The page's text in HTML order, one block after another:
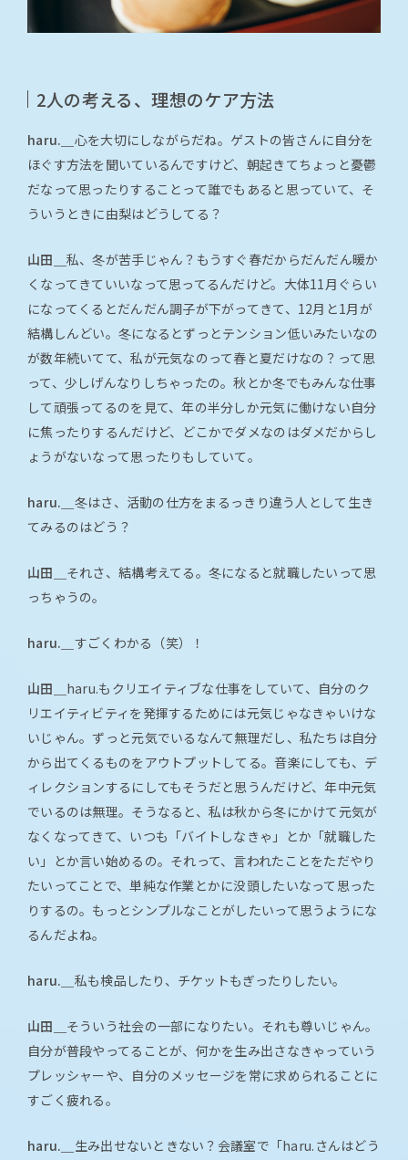
2人の考える、理想のケア方法
haru.＿ 心を大切にしながらだね。ゲストの皆さんに自分を
ほぐす方法を聞いているんですけど、朝起きてちょっと憂鬱
だなって思ったりすることって誰でもあると思っていて、そ
ういうときに由梨はどうしてる？
山田＿ 私、冬が苦手じゃん？もうすぐ春だからだんだん暖か
くなってきていいなって思ってるんだけど。大体11月ぐらい
になってくるとだんだん調子が下がってきて、12月と1月が
結構しんどい。冬になるとずっとテンション低いみたいなの
が数年続いてて、私が元気なのって春と夏だけなの？って思
って、少しげんなりしちゃったの。秋とか冬でもみんな仕事
して頑張ってるのを見て、年の半分しか元気に働けない自分
に焦ったりするんだけど、どこかでダメなのはダメだからし
ょうがないなって思ったりもしていて。
haru.＿ 冬はさ、活動の仕方をまるっきり違う人として生き
てみるのはどう？
山田＿ それさ、結構考えてる。冬になると就職したいって思
っちゃうの。
haru.＿ すごくわかる（笑）！
山田＿ haru.もクリエイティブな仕事をしていて、自分のク
リエイティビティを発揮するためには元気じゃなきゃいけな
いじゃん。ずっと元気でいるなんて無理だし、私たちは自分
から出てくるものをアウトプットしてる。音楽にしても、デ
ィレクションするにしてもそうだと思うんだけど、年中元気
でいるのは無理。そうなると、私は秋から冬にかけて元気が
なくなってきて、いつも「バイトしなきゃ」とか「就職した
い」とか言い始めるの。それって、言われたことをただやり
たいってことで、単純な作業とかに没頭したいなって思った
りするの。もっとシンプルなことがしたいって思うようにな
るんだよね。
haru.＿ 私も検品したり、チケットもぎったりしたい。
山田＿ そういう社会の一部になりたい。それも尊いじゃん。
自分が普段やってることが、何かを生み出さなきゃっていう
プレッシャーや、自分のメッセージを常に求められることに
すごく疲れる。
haru.＿ 生み出せないときない？会議室で「haru.さんはどう